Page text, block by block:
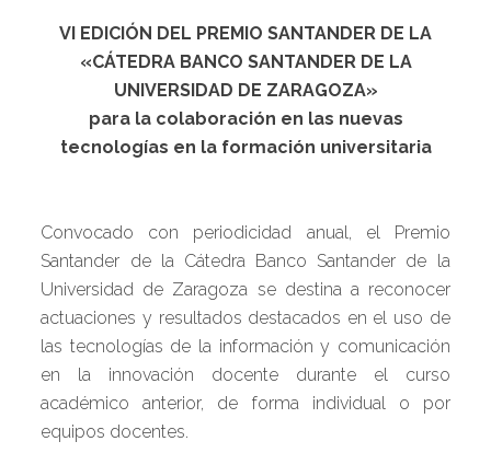
VI EDICIÓN DEL PREMIO SANTANDER DE LA
«CÁTEDRA BANCO SANTANDER DE LA
UNIVERSIDAD DE ZARAGOZA»
para la colaboración en las nuevas
tecnologías en la formación universitaria
Convocado con periodicidad anual, el Premio
Santander de la Cátedra Banco Santander de la
Universidad de Zaragoza se destina a reconocer
actuaciones y resultados destacados en el uso de
las tecnologías de la información y comunicación
en la innovación docente durante el curso
académico anterior, de forma individual o por
equipos docentes.